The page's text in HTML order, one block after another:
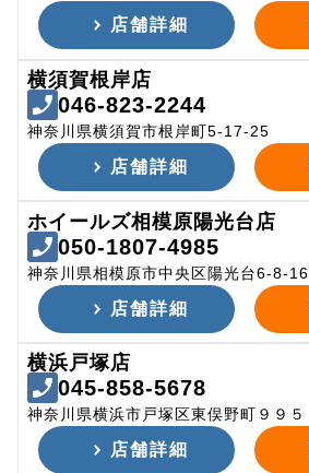
店舗詳細
横須賀根岸店
046-823-2244
神奈川県横須賀市根岸町5-17-25
店舗詳細
ホイールズ相模原陽光台店
050-1807-4985
神奈川県相模原市中央区陽光台6-8-16
店舗詳細
横浜戸塚店
045-858-5678
神奈川県横浜市戸塚区東俣野町９９５
店舗詳細